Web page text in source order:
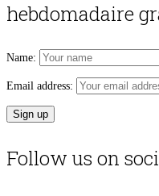
hebdomadaire
Name:
Email address:
Follow us on